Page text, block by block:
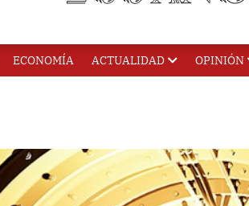
ECONOMÍA ACTUALIDAD OPINIÓN